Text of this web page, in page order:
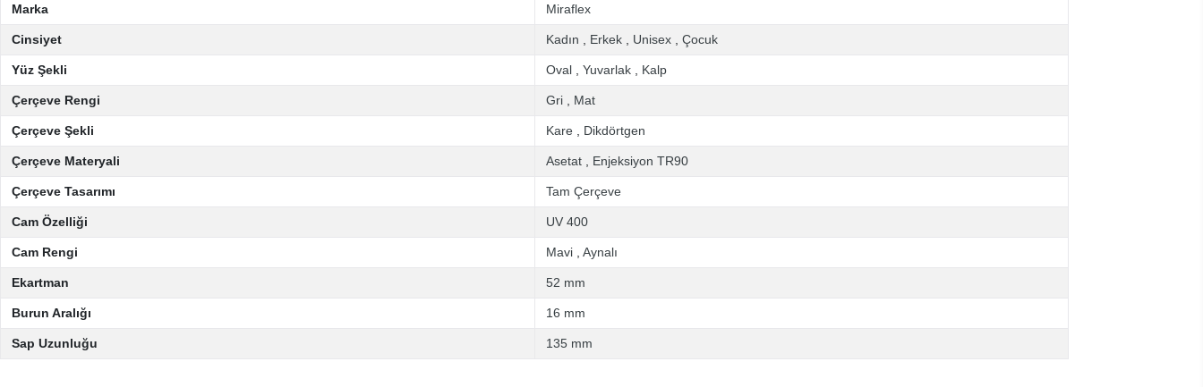
Marka Miraflex
Cinsiyet Kadın Erkek Unisex Çocuk
Yüz Şekli Oval Yuvarlak Kalp
Çerçeve Rengi Gri Mat
Çerçeve Şekli Kare Dikdörtgen
Çerçeve Materyali Asetat Enjeksiyon TR90
Çerçeve Tasarımı Tam Çerçeve
Cam Özelliği UV 400
Cam Rengi Mavi Aynalı
Ekartman 52 mm
Burun Aralığı 16 mm
Sap Uzunluğu 135 mm